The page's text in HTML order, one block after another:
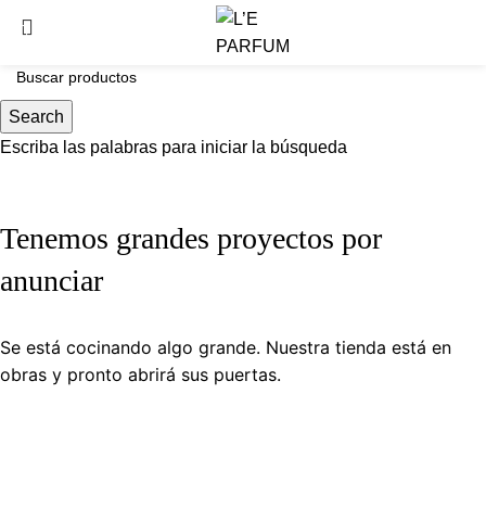
Tenemos grandes proyectos por
anunciar
Se está cocinando algo grande. Nuestra tienda está en
obras y pronto abrirá sus puertas.
Search
Escriba las palabras para iniciar la búsqueda